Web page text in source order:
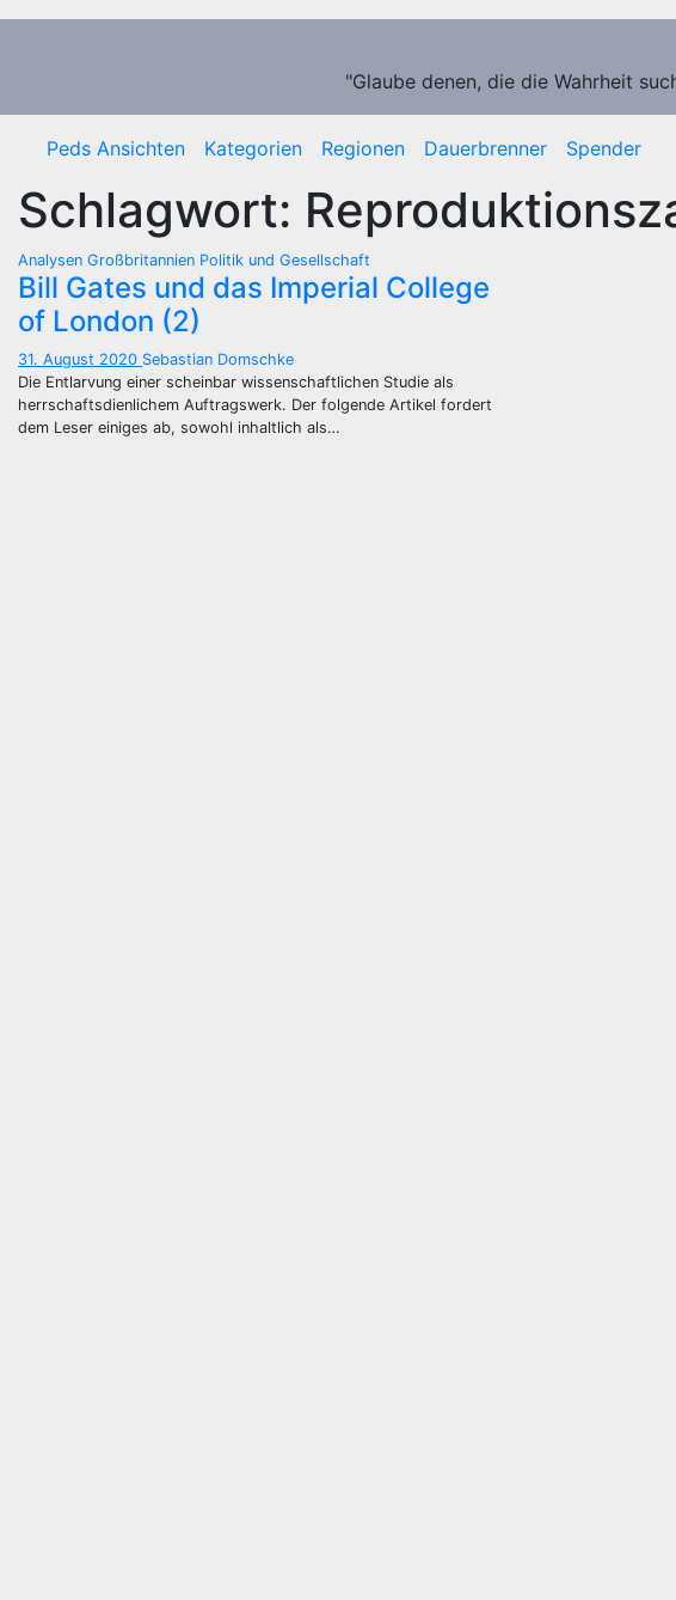
Zum
"Glaube denen, die die Wahrheit
Peds Ansichten Kategorien Regionen Dauerbrenner Spender
Schlagwort:
Analysen Großbritannien Politik und Gesellschaft
Bill Gates und das Imperial College
of London (2)
31. August 2020 Sebastian Domschke
Die Entlarvung einer scheinbar wissenschaftlichen Studie als
herrschaftsdienlichem Auftragswerk. Der folgende Artikel fordert
dem Leser einiges ab, sowohl inhaltlich als…